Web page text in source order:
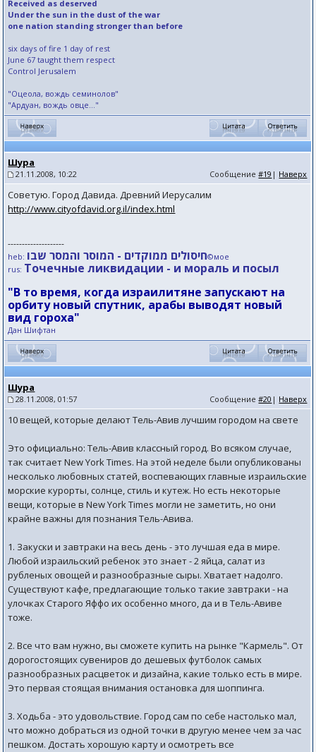
Received as deserved
Under the sun in the dust of the war
one nation standing stronger than before
six days of fire 1 day of rest
June 67 taught them respect
Control Jerusalem
"Оцеола, вождь семинолов"
"Ардуан, вождь овце..."
Шура
21.11.2008, 10:22 Сообщение#19 | Наверх
Советую. Город Давида. Древний Иерусалим
http://www.cityofdavid.org.il/index.html
--------------------
heb: חיסולים ממוקדים - המוסר והמסר שבו©мое
rus: Точечные ликвидации - и мораль и посыл
"В то время, когда израилитяне запускают на
орбиту новый спутник, арабы выводят новый
вид гороха"
Дан Шифтан
Шура
28.11.2008, 01:57 Сообщение#20 | Наверх
10 вещей, которые делают Тель-Авив лучшим городом на свете
Это официально: Тель-Авив классный город. Во всяком случае,
так считает New York Times. На этой неделе были опубликованы
несколько любовных статей, воспевающих главные израильские
морские курорты, солнце, стиль и кутеж. Но есть некоторые
вещи, которые в New York Times могли не заметить, но они
крайне важны для познания Тель-Авива.
1. Закуски и завтраки на весь день - это лучшая еда в мире.
Любой израильский ребенок это знает - 2 яйца, салат из
рубленых овощей и разнообразные сыры. Хватает надолго.
Существуют кафе, предлагающие только такие завтраки - на
улочках Старого Яффо их особенно много, да и в Тель-Авиве
тоже.
2. Все что вам нужно, вы сможете купить на рынке "Кармель". От
дорогостоящих сувениров до дешевых футболок самых
разнообразных расцветок и дизайна, какие только есть в мире.
Это первая стоящая внимания остановка для шоппинга.
3. Ходьба - это удовольствие. Город сам по себе настолько мал,
что можно добраться из одной точки в другую менее чем за час
пешком. Достать хорошую карту и осмотреть все